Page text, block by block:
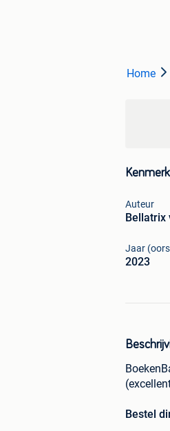
Home
Auteur
Bellatrix
Jaar
2023
Bestel